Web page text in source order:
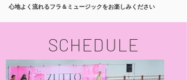
​心地よく流れるフラ＆ミュージックをお楽しみください
SCHEDULE